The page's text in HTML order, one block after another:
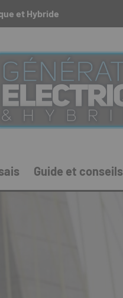
et Hybride
Guide et conseils